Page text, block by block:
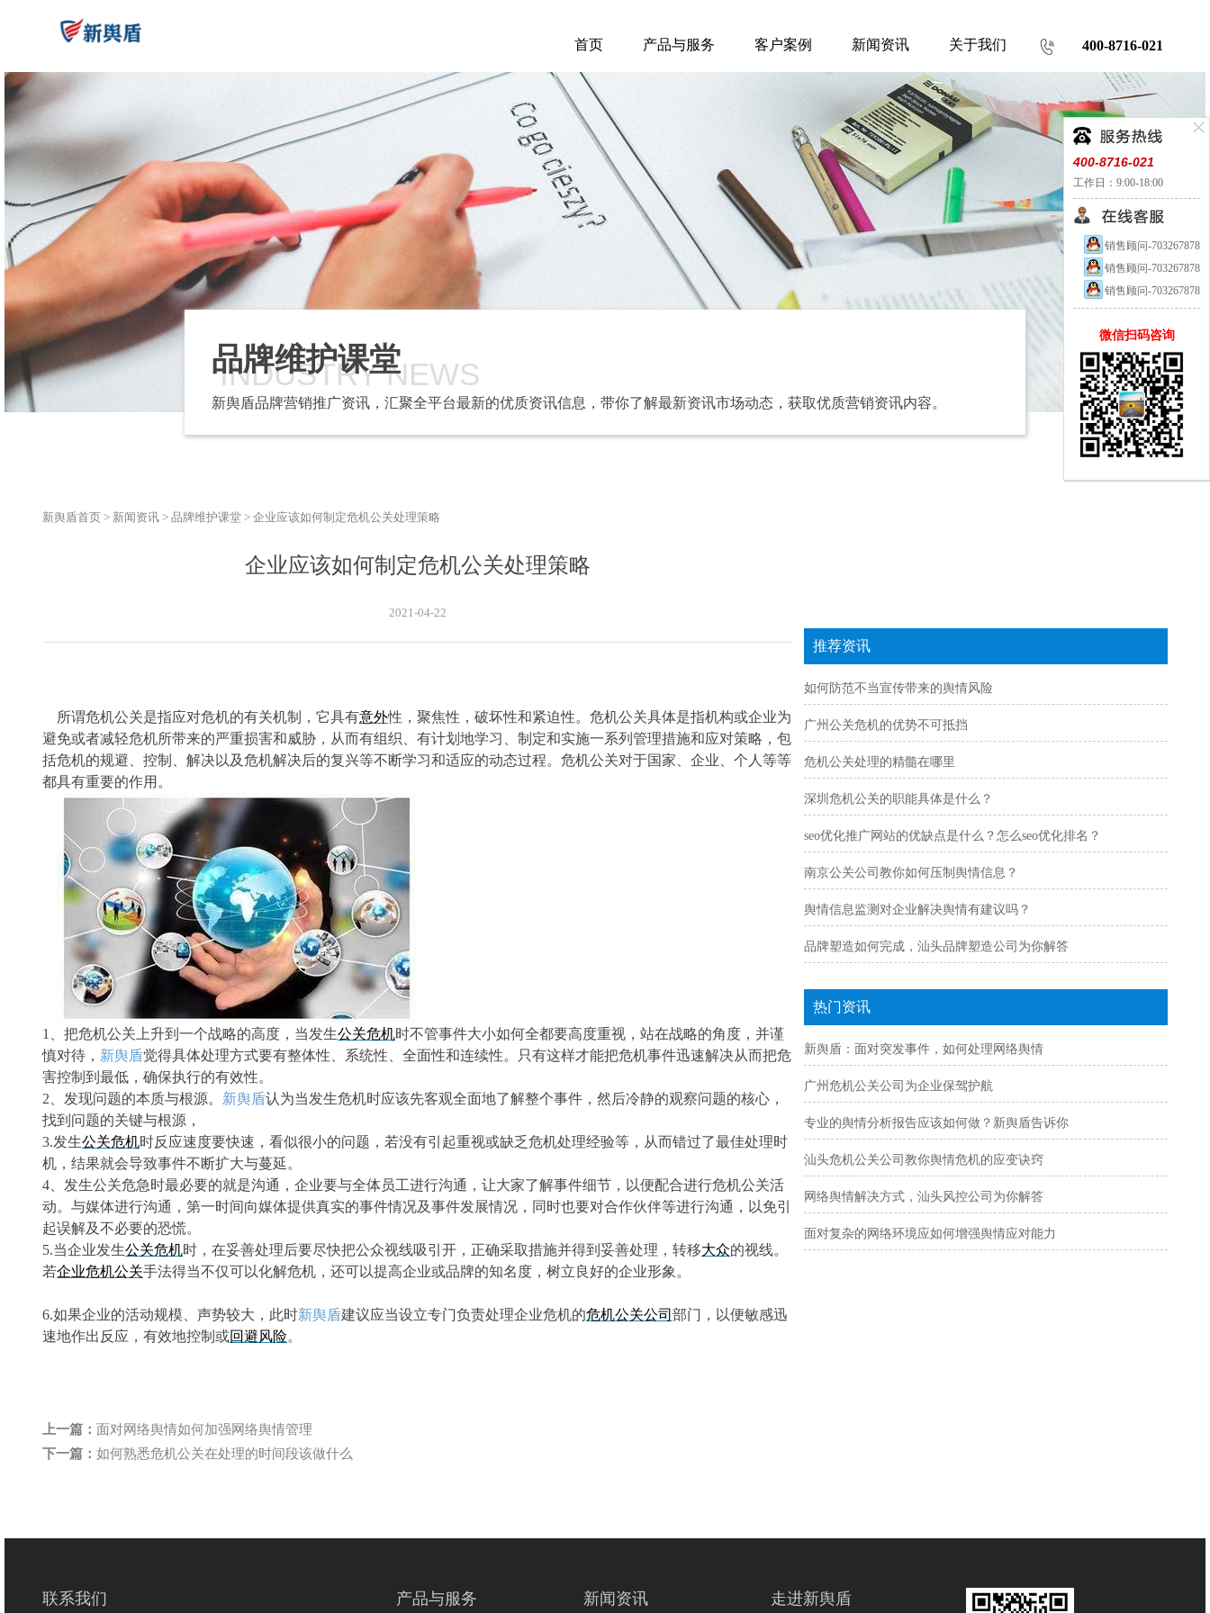
首页 产品与服务 客户案例 新闻资讯 关于我们 400-8716-021
品牌维护课堂
INDUSTRY NEWS
新舆盾品牌营销推广资讯，汇聚全平台最新的优质资讯信息，带你了解最新资讯市场动态，获取优质营销资讯内容。
新舆盾首页 > 新闻资讯 > 品牌维护课堂 > 企业应该如何制定危机公关处理策略
企业应该如何制定危机公关处理策略
2021-04-22
所谓危机公关是指应对危机的有关机制，它具有意外性，聚焦性，破坏性和紧迫性。危机公关具体是指机构或企业为
避免或者减轻危机所带来的严重损害和威胁，从而有组织、有计划地学习、制定和实施一系列管理措施和应对策略，包
括危机的规避、控制、解决以及危机解决后的复兴等不断学习和适应的动态过程。危机公关对于国家、企业、个人等等
都具有重要的作用。
1、把危机公关上升到一个战略的高度 ， 当发生公关危机时不管事件大小如何全都要高度重视，站在战略的角度，并谨
慎对待， 新舆盾觉得具体处理方式要有整体性、系统性、全面性和连续性。只有这样才能把危机事件迅速解决从而把危
害控制到最低 ， 确保执行的有效性。
2、发现问题的本质与根源。 新舆盾认为当发生危机时应该先客观全面地了解整个事件，然后冷静的观察问题的核心，
找到问题的关键与根源，
3.发生公关危机时反应速度要快速 ，看似很小的问题， 若没有引起重视或缺乏危机处理经验等，从而错过了最佳处理时
机，结果就会导致事件不断扩大与蔓延。
4、 发生公关危急时最必要的就是沟通 ， 企业要与全体员工进行沟通，让大家了解事件细节，以便配合进行危机公关活
动。 与媒体进行沟通，第一时间向媒体提供真实的事件情况及事件发展情况 ， 同时也要对合作伙伴等进行沟通，以免引
起误解及不必要的恐慌。
5.当企业发生公关危机时，在妥善处理后要尽快把公众视线吸引开，正确采取措施并得到妥善处理 ， 转移大众的视线。
若企业危机公关手法得当不仅可以化解危机，还可以提高企业或品牌的知名度，树立良好的企业形象。
6.如果企业的活动规模、声势较大，此时新舆盾建议应当设立专门负责处理企业危机的危机公关公司 部门，以便敏感迅
速地作出反应，有效地控制或回避风险。
上一篇： 面对网络舆情如何加强网络舆情管理
下一篇： 如何熟悉危机公关在处理的时间段该做什么
推荐资讯
如何防范不当宣传带来的舆情风险
广州公关危机的优势不可抵挡
危机公关处理的精髓在哪里
深圳危机公关的职能具体是什么？
seo优化推广网站的优缺点是什么？怎么seo优化排名？
南京公关公司教你如何压制舆情信息？
舆情信息监测对企业解决舆情有建议吗？
品牌塑造如何完成，汕头品牌塑造公司为你解答
热门资讯
新舆盾：面对突发事件，如何处理网络舆情
广州危机公关公司为企业保驾护航
专业的舆情分析报告应该如何做？新舆盾告诉你
汕头危机公关公司教你舆情危机的应变诀窍
网络舆情解决方式，汕头风控公司为你解答
面对复杂的网络环境应如何增强舆情应对能力
联系我们 产品与服务 新闻资讯 走进新舆盾
400-8716-021
工作日：9:00-18:00
销售顾问-703267878
销售顾问-703267878
销售顾问-703267878
微信扫码咨询